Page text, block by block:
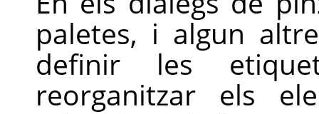
paletes, i algun
definir les
reorganitzar els